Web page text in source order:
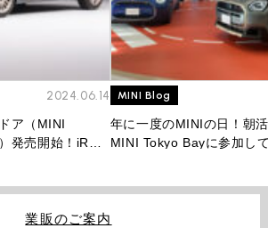
2024.06.14
ア（MINI
発売開始！iR人
MINI Blog
年に一度のMINIの日！朝
MINI Tokyo Bayに参加し
業販のご案内